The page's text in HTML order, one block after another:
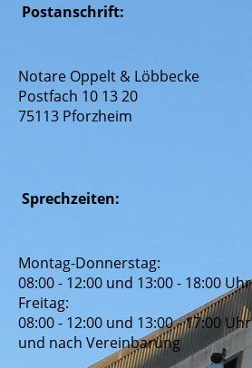
Postanschrift:
Notare Oppelt & Löbbecke
Postfach 10 13 20
75113 Pforzheim
Sprechzeiten:
Montag-Donnerstag:
08:00 - 12:00 und 13:00 - 18:00 Uhr
Freitag:
08:00 - 12:00 und 13:00 - 17:00 Uhr
und nach Vereinbarung